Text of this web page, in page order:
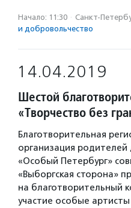
Начало: 11:30 · Санкт-
и доброволь­чест­во
14.04.2019
Шестой
«Творчество без
Благотворительная
организация
«Особый Петербург»
«Выборгская сторона»
на благотворительный
участие особые